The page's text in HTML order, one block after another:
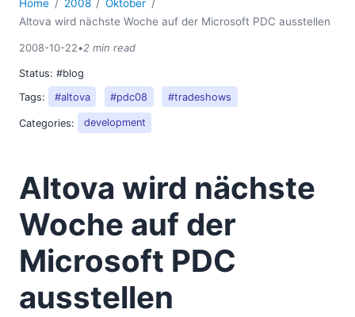
2022
2021
2019
2018
2017
2014
2013
2012
2010
2008
Home 2008
Oktober
Altova wird nächste Woche auf der Microsoft PDC ausstellen
2008-10-22•2 min read
Status: #blog
Tags:
#altova #pdc08 #tradeshows
Categories: development
Altova wird nächste
Woche auf der
Microsoft PDC
ausstellen